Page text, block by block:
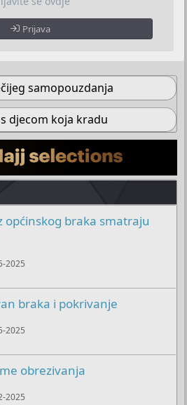
Prijava
samopouzdanja
djecom koja kradu
općinskog braka smatraju
2025
braka i pokrivanje
2025
obrezivanja
2025